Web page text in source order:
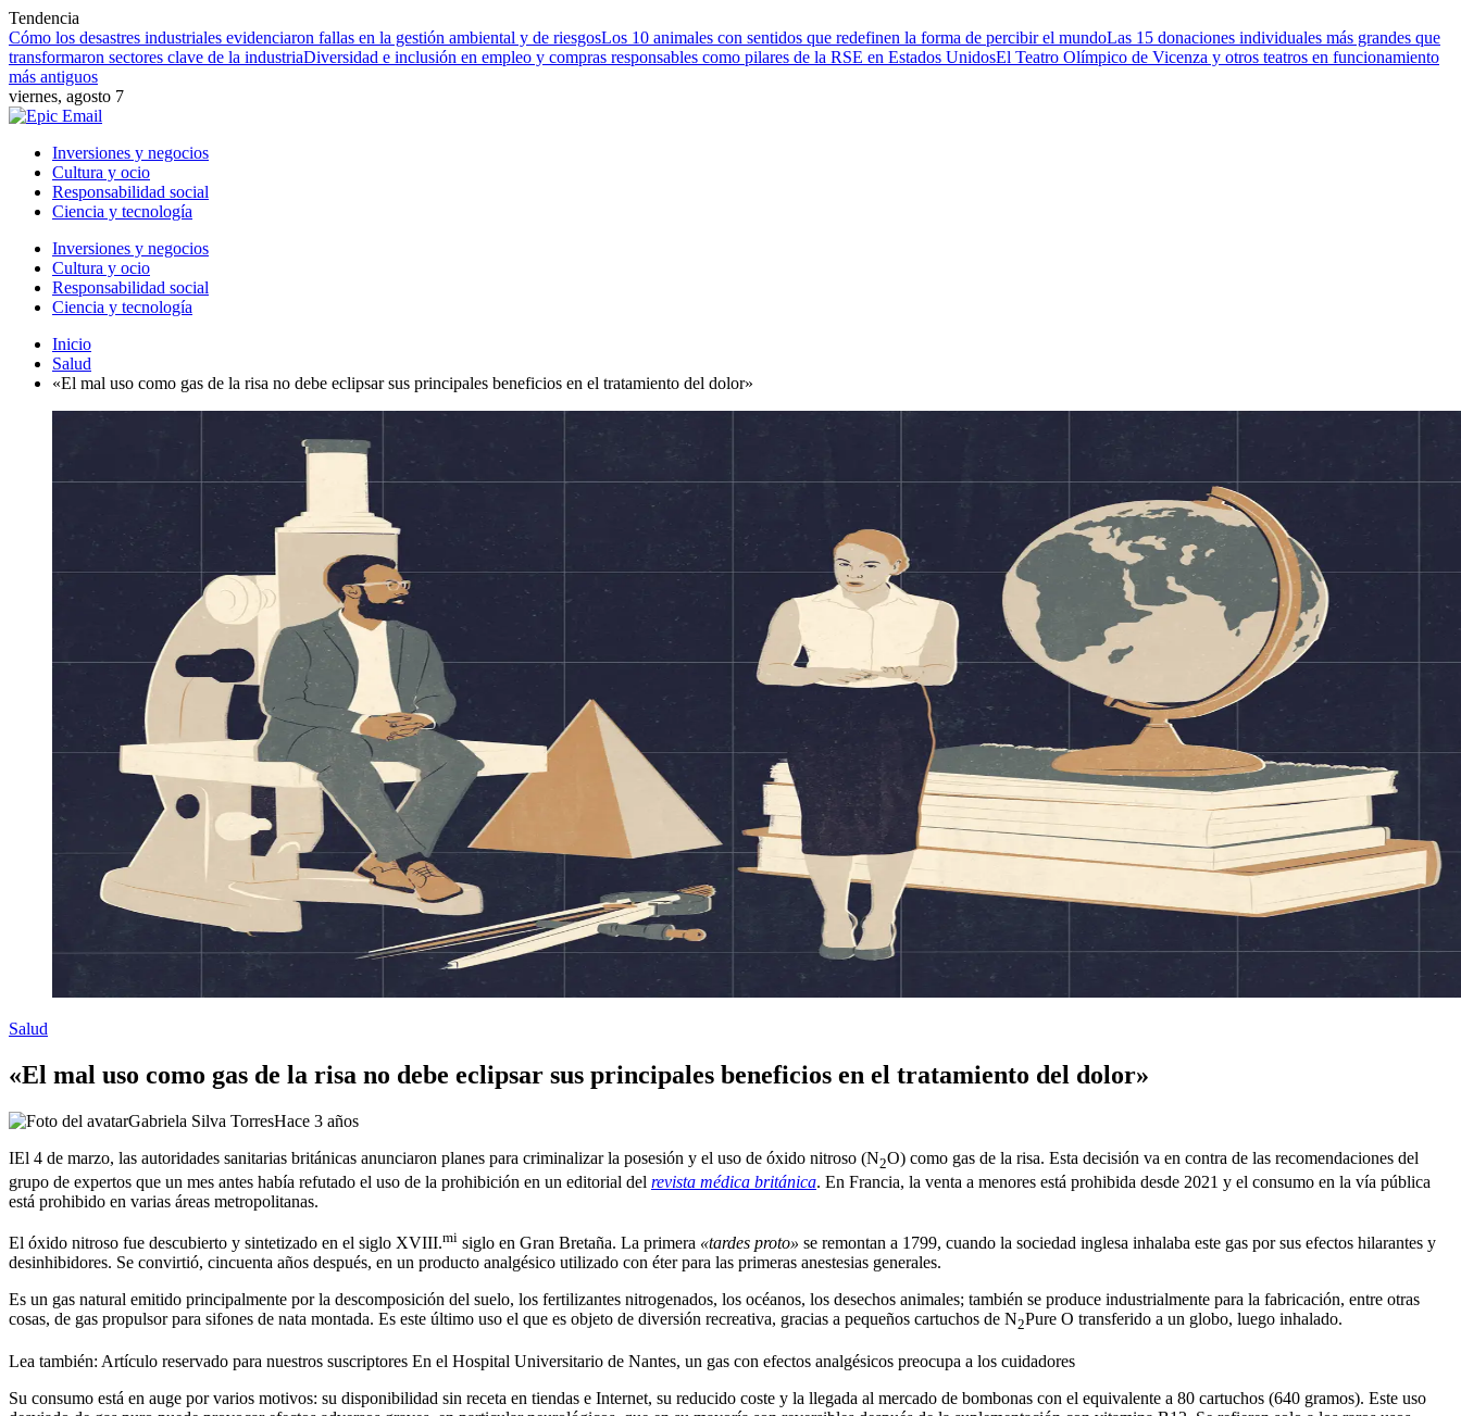
Tendencia
Cómo los desastres industriales evidenciaron fallas en la gestión ambiental y de riesgosLos 10 animales con sentidos que redefinen la forma de percibir el mundoLas 15 donaciones individuales más grandes que
transformaron sectores clave de la industriaDiversidad e inclusión en empleo y compras responsables como pilares de la RSE en Estados UnidosEl Teatro Olímpico de Vicenza y otros teatros en funcionamiento
más antiguos
viernes, agosto 7
Inversiones y negocios
Cultura y ocio
Responsabilidad social
Ciencia y tecnología
Inversiones y negocios
Cultura y ocio
Responsabilidad social
Ciencia y tecnología
Inicio
Salud
«El mal uso como gas de la risa no debe eclipsar sus principales beneficios en el tratamiento del dolor»
Salud
«El mal uso como gas de la risa no debe eclipsar sus principales beneficios en el tratamiento del dolor»
Gabriela Silva TorresHace 3 años
IEl 4 de marzo, las autoridades sanitarias británicas anunciaron planes para criminalizar la posesión y el uso de óxido nitroso (N2O) como gas de la risa. Esta decisión va en contra de las recomendaciones del
grupo de expertos que un mes antes había refutado el uso de la prohibición en un editorial del revista médica británica. En Francia, la venta a menores está prohibida desde 2021 y el consumo en la vía pública
está prohibido en varias áreas metropolitanas.
El óxido nitroso fue descubierto y sintetizado en el siglo XVIII.mi siglo en Gran Bretaña. La primera «tardes proto» se remontan a 1799, cuando la sociedad inglesa inhalaba este gas por sus efectos hilarantes y
desinhibidores. Se convirtió, cincuenta años después, en un producto analgésico utilizado con éter para las primeras anestesias generales.
Es un gas natural emitido principalmente por la descomposición del suelo, los fertilizantes nitrogenados, los océanos, los desechos animales; también se produce industrialmente para la fabricación, entre otras
cosas, de gas propulsor para sifones de nata montada. Es este último uso el que es objeto de diversión recreativa, gracias a pequeños cartuchos de N2Pure O transferido a un globo, luego inhalado.
Lea también: Artículo reservado para nuestros suscriptores En el Hospital Universitario de Nantes, un gas con efectos analgésicos preocupa a los cuidadores
Su consumo está en auge por varios motivos: su disponibilidad sin receta en tiendas e Internet, su reducido coste y la llegada al mercado de bombonas con el equivalente a 80 cartuchos (640 gramos). Este uso